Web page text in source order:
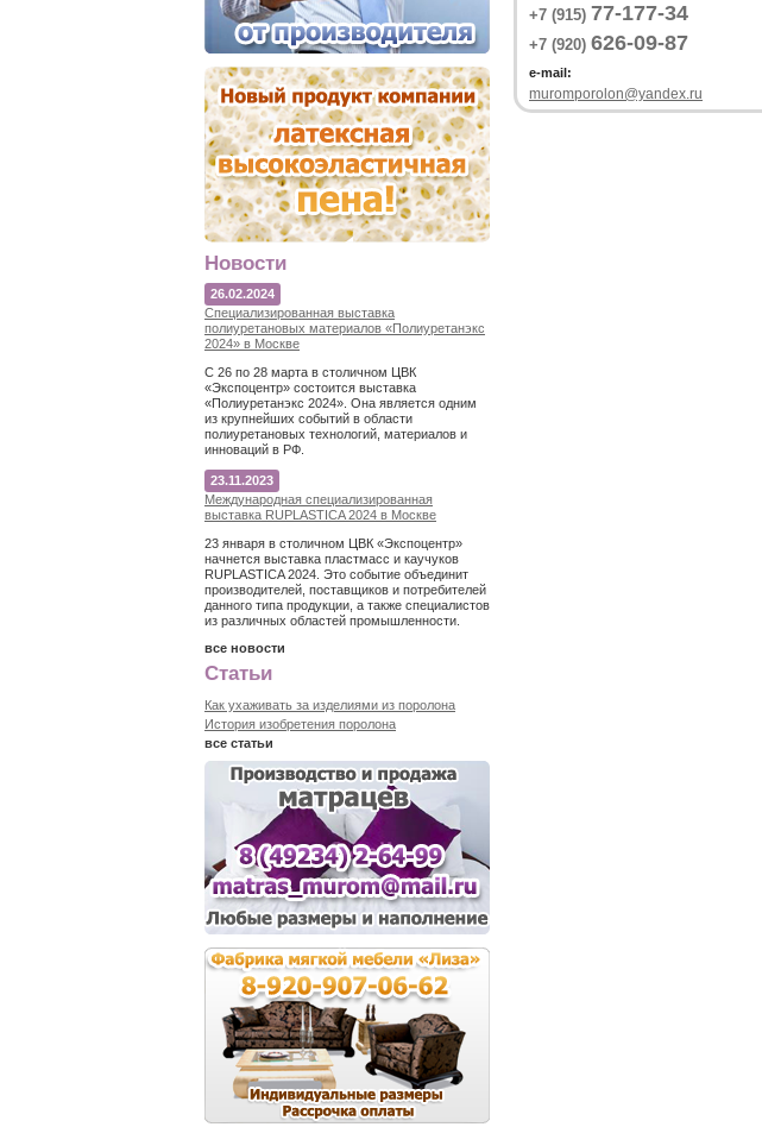
+7 (915) 77-177-34
+7 (920) 626-09-87
e-mail:
muromporolon@yandex.ru
Новости
26.02.2024
Специализированная выставка
полиуретановых материалов «Полиуретанэкс
2024» в Москве
С 26 по 28 марта в столичном ЦВК
«Экспоцентр» состоится выставка
«Полиуретанэкс 2024». Она является одним
из крупнейших событий в области
полиуретановых технологий, материалов и
инноваций в РФ.
23.11.2023
Международная специализированная
выставка RUPLASTICA 2024 в Москве
23 января в столичном ЦВК «Экспоцентр»
начнется выставка пластмасс и каучуков
RUPLASTICA 2024. Это событие объединит
производителей, поставщиков и потребителей
данного типа продукции, а также специалистов
из различных областей промышленности.
все новости
Статьи
Как ухаживать за изделиями из поролона
История изобретения поролона
все статьи